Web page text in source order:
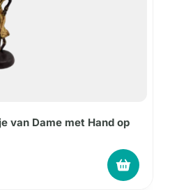
van Dame met Hand op